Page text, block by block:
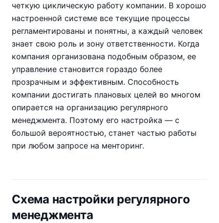
четкую циклическую работу компании. В хорошо
настроенной системе все текущие процессы
регламентированы и понятны, а каждый человек
знает свою роль и зону ответственности. Когда
компания организована подобным образом, ее
управление становится гораздо более
прозрачным и эффективным. Способность
компании достигать плановых целей во многом
опирается на организацию регулярного
менеджмента. Поэтому его настройка — с
большой вероятностью, станет частью работы
при любом запросе на менторинг.
Схема настройки регулярного
менеджмента